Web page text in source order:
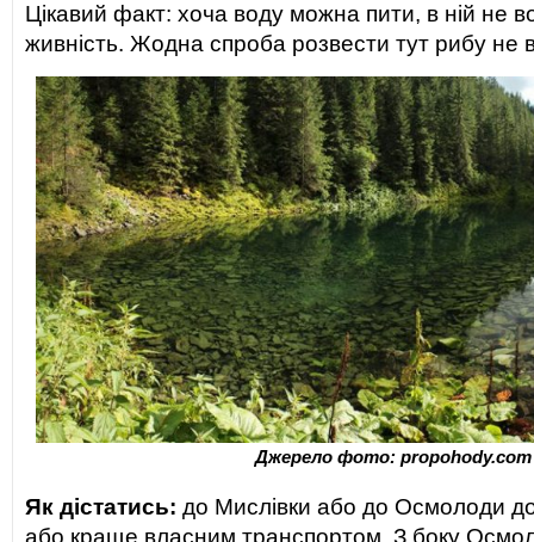
Цікавий факт: хоча воду можна пити, в ній не
живність. Жодна спроба розвести тут рибу не
Джерело фото: propohody.com
Як дістатись: до Мислівки або до Осмолоди
або краще власним транспортом. З боку